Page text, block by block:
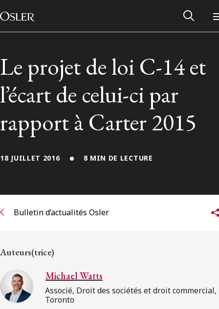
Passer au contenu
Main Navigation
S’abonner aux articles Osler
S’abonner
Le projet de loi C-14 et
l’écart de celui-ci par
rapport à Carter 2015
18 JUILLET 2016 8 MIN DE LECTURE
Bulletin d’actualités Osler
Auteurs(trice)
Michael Watts
Associé, Droit des sociétés et droit commercial,
Toronto